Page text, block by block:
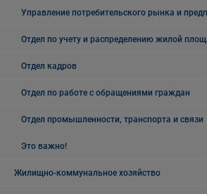
Управление потребительского рынка и
Отдел по учету и распределению жилой
Отдел кадров
Отдел по работе с обращениями граждан
Отдел промышленности, транспорта и связи
Это важно!
Жилищно-коммунальное хозяйство